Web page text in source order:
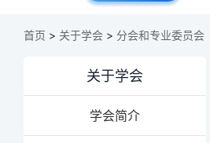
首页 > 关于学会 > 分会和专业委员会
关于学会
学会简介